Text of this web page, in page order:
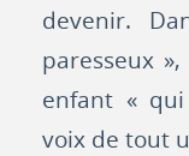
devenir.
paresseux
enfant «
voix de tout